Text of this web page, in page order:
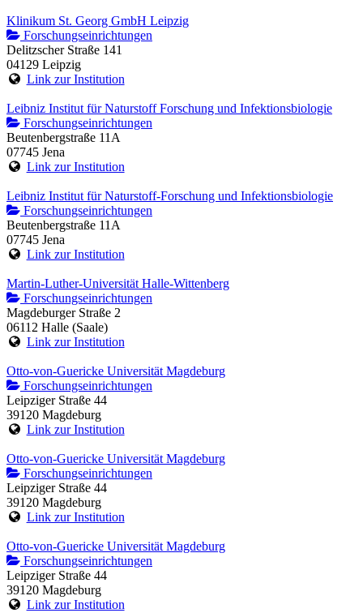
Klinikum St. Georg GmbH Leipzig
Forschungseinrichtungen
Delitzscher Straße 141
04129 Leipzig
Link zur Institution
Leibniz Institut für Naturstoff Forschung und Infektionsbiologie
Forschungseinrichtungen
Beutenbergstraße 11A
07745 Jena
Link zur Institution
Leibniz Institut für Naturstoff-Forschung und Infektionsbiologie
Forschungseinrichtungen
Beutenbergstraße 11A
07745 Jena
Link zur Institution
Martin-Luther-Universität Halle-Wittenberg
Forschungseinrichtungen
Magdeburger Straße 2
06112 Halle (Saale)
Link zur Institution
Otto-von-Guericke Universität Magdeburg
Forschungseinrichtungen
Leipziger Straße 44
39120 Magdeburg
Link zur Institution
Otto-von-Guericke Universität Magdeburg
Forschungseinrichtungen
Leipziger Straße 44
39120 Magdeburg
Link zur Institution
Otto-von-Guericke Universität Magdeburg
Forschungseinrichtungen
Leipziger Straße 44
39120 Magdeburg
Link zur Institution